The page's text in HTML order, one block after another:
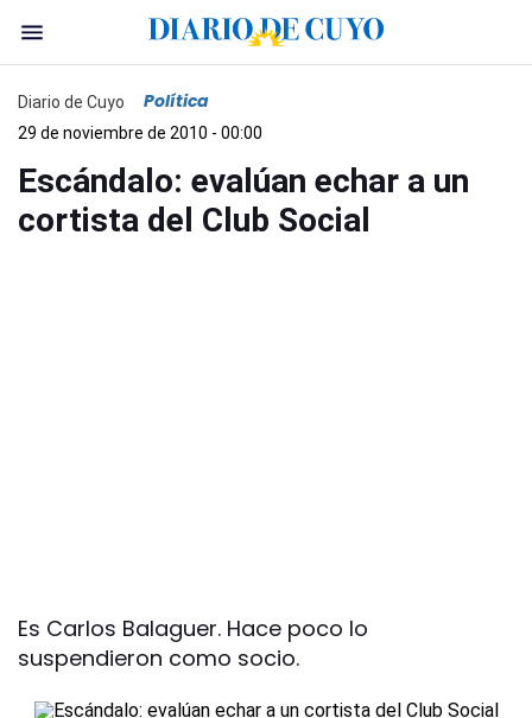
Diario de Cuyo Política
29 de noviembre de 2010 - 00:00
Escándalo: evalúan echar a un
cortista del Club Social
Es Carlos Balaguer. Hace poco lo
suspendieron como socio.